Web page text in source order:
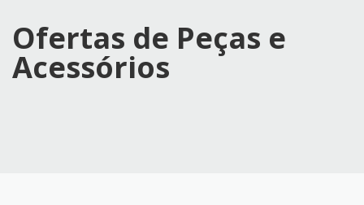
Ofertas de Peças e
Acessórios